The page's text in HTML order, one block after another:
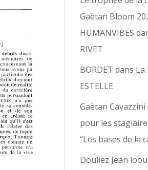
Gaëtan Bloom
HUMANVIBES
RIVET
BORDET dans La
ESTELLE
Gaëtan Cavazzini
pour les
“Les bases de la
Douliez Jean